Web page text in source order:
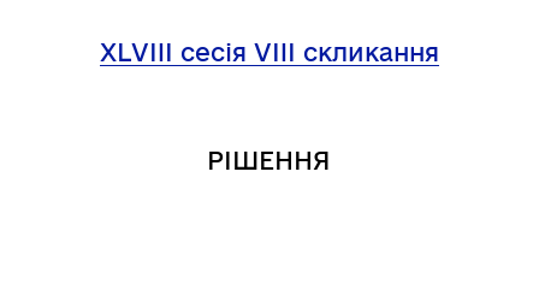
XLVIII сесія VIII скликання
РІШЕННЯ